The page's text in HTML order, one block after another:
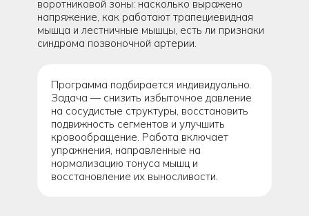
воротниковой зоны: насколько выражено
напряжение, как работают трапециевидная
мышца и лестничные мышцы, есть ли признаки
синдрома позвоночной артерии.
Программа подбирается индивидуально.
Задача — снизить избыточное давление
на сосудистые структуры, восстановить
подвижность сегментов и улучшить
кровообращение. Работа включает
упражнения, направленные на
нормализацию тонуса мышц и
восстановление их выносливости.